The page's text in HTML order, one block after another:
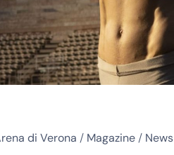
di Verona / Magazine/ News